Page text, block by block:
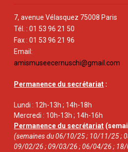
7, avenue Vélasquez 75008 Paris
Tél. : 01 53 96 21 50
Fax : 01 53 96 21 96
Email:
amismuseecernuschi@gmail.com
Permanence du secrétariat :
Lundi : 12h-13h ; 14h-18h
Mercredi : 10h-13h ; 14h-16h
Permanence du secrétariat
(semaines du 06/10/25 ; 10/11/25 ;
09/02/26 ; 09/03/26 ; 06/04/26 ;